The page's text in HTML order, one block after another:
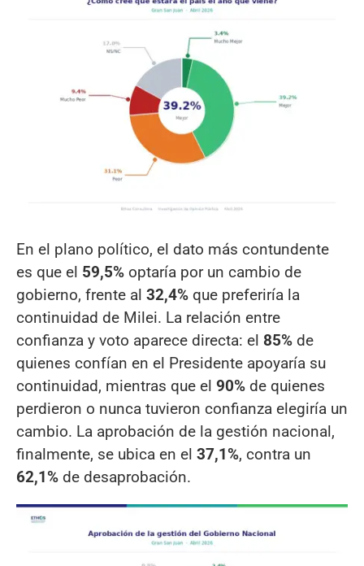
En el plano político, el dato más contundente
es que el 59,5% optaría por un cambio de
gobierno, frente al 32,4% que preferiría la
continuidad de Milei. La relación entre
confianza y voto aparece directa: el 85% de
quienes confían en el Presidente apoyaría su
continuidad, mientras que el 90% de quienes
perdieron o nunca tuvieron confianza elegiría un
cambio. La aprobación de la gestión nacional,
finalmente, se ubica en el 37,1%, contra un
62,1% de desaprobación.